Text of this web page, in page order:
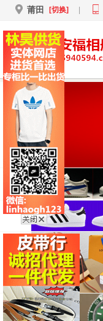
莆田 [切换]